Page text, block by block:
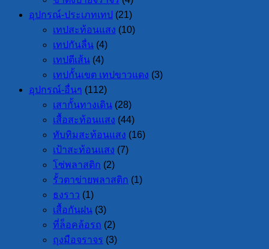
อุปกรณ์-ประเภทเทป
(21)
เทปสะท้อนแสง (10)
เทปกันลื่น (4)
เทปตีเส้น (4)
เทปกั้นเขต เทปขาวแดง (3)
อุปกรณ์-อื่นๆ (112)
เสากั้นทางเดิน (28)
เสื้อสะท้อนแสง (44)
ทับทิมสะท้อนแสง (16)
เป้าสะท้อนแสง (7)
โซ่พลาสติก (2)
รั้วตาข่ายพลาสติก (1)
ธงราว (1)
เสื้อกันฝน (3)
ที่ล็อคล้อรถ (2)
ถุงมือจราจร (3)